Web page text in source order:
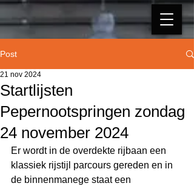
Post
Startlijsten
Pepernootspringen zondag
24 november 2024
21 nov 2024
Er wordt in de overdekte rijbaan een
klassiek rijstijl parcours gereden en in
de binnenmanege staat een